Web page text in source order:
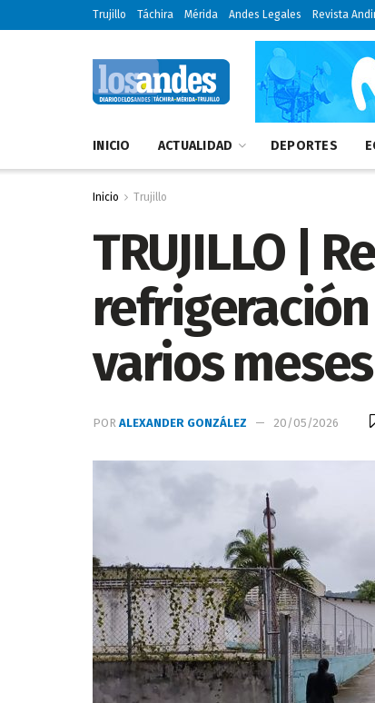
Trujillo Táchira Mérida Andes Legales Revista
INICIO ACTUALIDAD DEPORTES
Inicio Trujillo
TRUJILLO |
varios meses
POR ALEXANDER GONZÁLEZ 20/05/2026